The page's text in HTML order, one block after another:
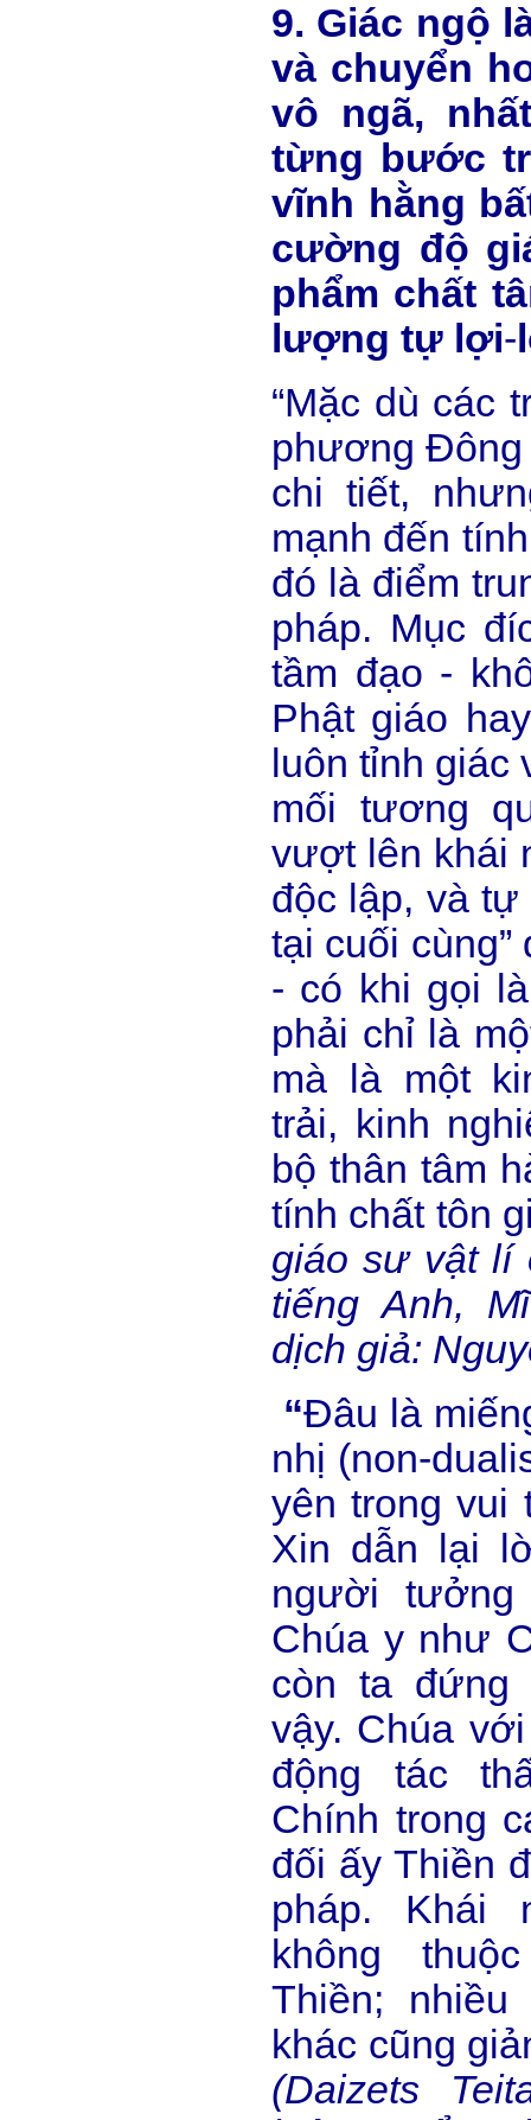
9. Giác ngộ
và chuyển
vô ngã,
từng bước
vĩnh hằng
cường độ
phẩm chất
lượng tự lợi-
“Mặc dù các
phương Đông
chi tiết,
mạnh đến
đó là điểm
pháp. Mục
tầm đạo -
Phật giáo
luôn tỉnh giác
mối tương
vượt lên khái
độc lập, và tự
tại cuối
- có khi gọi
phải chỉ là
mà là một
trải, kinh
bộ thân tâm
tính chất tôn
giáo sư vật lí
tiếng Anh,
dịch giả:
“Đâu là
nhị (non-
yên trong vui
Xin dẫn lại
người
Chúa y như
còn ta đứng
vậy. Chúa
động tác
Chính trong
đối ấy Thiền
pháp. Khái
không
Thiền;
khác cũng
(Daizets